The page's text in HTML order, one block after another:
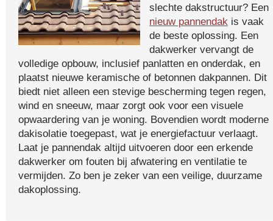
slechte dakstructuur? Een
nieuw pannendak is vaak
de beste oplossing. Een
dakwerker vervangt de
volledige opbouw, inclusief panlatten en onderdak, en
plaatst nieuwe keramische of betonnen dakpannen. Dit
biedt niet alleen een stevige bescherming tegen regen,
wind en sneeuw, maar zorgt ook voor een visuele
opwaardering van je woning. Bovendien wordt moderne
dakisolatie toegepast, wat je energiefactuur verlaagt.
Laat je pannendak altijd uitvoeren door een erkende
dakwerker om fouten bij afwatering en ventilatie te
vermijden. Zo ben je zeker van een veilige, duurzame
dakoplossing.